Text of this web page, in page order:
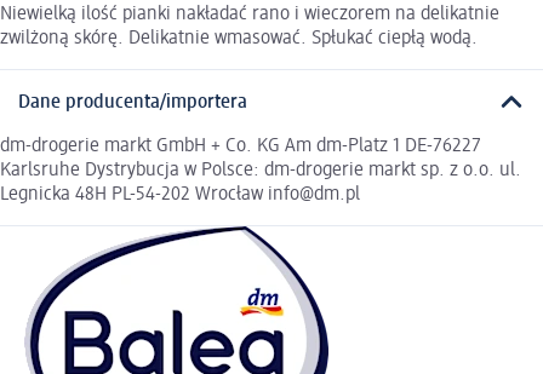
Niewielką ilość pianki nakładać rano i wieczorem na delikatnie
zwilżoną skórę. Delikatnie wmasować. Spłukać ciepłą wodą.
Dane producenta/importera
dm-drogerie markt GmbH + Co. KG Am dm-Platz 1 DE-76227
Karlsruhe Dystrybucja w Polsce: dm-drogerie markt sp. z o.o. ul.
Legnicka 48H PL-54-202 Wrocław info@dm.pl